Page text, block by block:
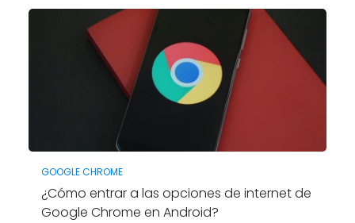
GOOGLE CHROME
¿Cómo entrar a las opciones de internet de
Google Chrome en Android?